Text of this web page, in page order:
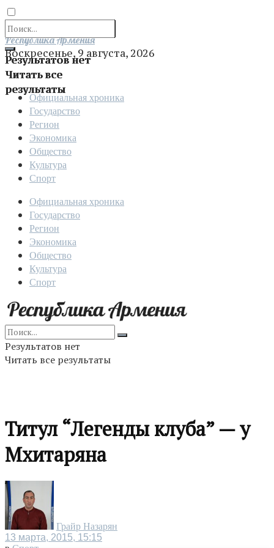
Результатов нет
Читать все
результаты
Отправить
Республика Армения
Воскресенье, 9 августа, 2026
Официальная хроника
Государство
Регион
Экономика
Общество
Культура
Спорт
Официальная хроника
Государство
Регион
Экономика
Общество
Культура
Спорт
Результатов нет
Читать все результаты
Титул “Легенды клуба” — у
Мхитаряна
Грайр Назарян
13 марта, 2015, 15:15